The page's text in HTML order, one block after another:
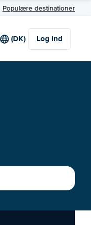
Populære destinationer
(DK) Log ind